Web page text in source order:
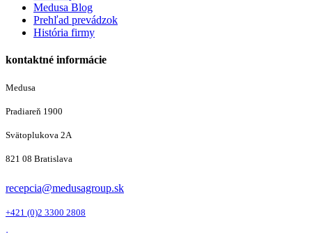
Medusa Blog
Prehľad prevádzok
História firmy
kontaktné informácie
Medusa
Pradiareň 1900
Svätoplukova 2A
821 08 Bratislava
recepcia@medusagroup.sk
+421 (0)2 3300 2808